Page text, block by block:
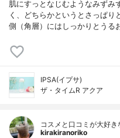
肌にすっとなじむようなみずみ
く、どちらかというとさっぱり
側（角層）にはしっかりとうる
IPSA(イプサ)
ザ・タイムR アクア
コスメと口コミが大好き
kirakiranoriko